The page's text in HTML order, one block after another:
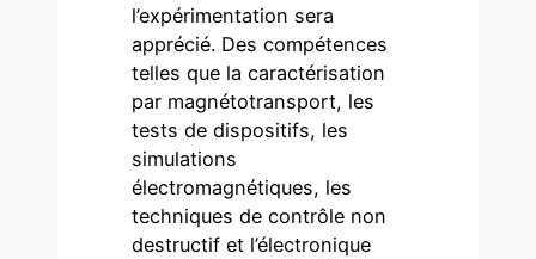
l’expérimentation sera
apprécié. Des compétences
telles que la caractérisation
par magnétotransport, les
tests de dispositifs, les
simulations
électromagnétiques, les
techniques de contrôle non
destructif et l’électronique